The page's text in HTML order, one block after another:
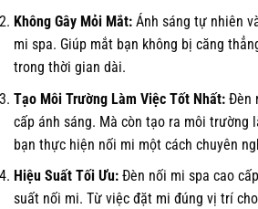
Không Gây Mỏi Mắt: Ánh sáng tự nhiên
mi spa. Giúp mắt bạn không bị căng
trong thời gian dài.
Tạo Môi Trường Làm Việc Tốt Nhất: Đèn
cấp ánh sáng. Mà còn tạo ra môi trường
bạn thực hiện nối mi một cách chuyên
Hiệu Suất Tối Ưu: Đèn nối mi spa cao
suất nối mi. Từ việc đặt mi đúng vị trí